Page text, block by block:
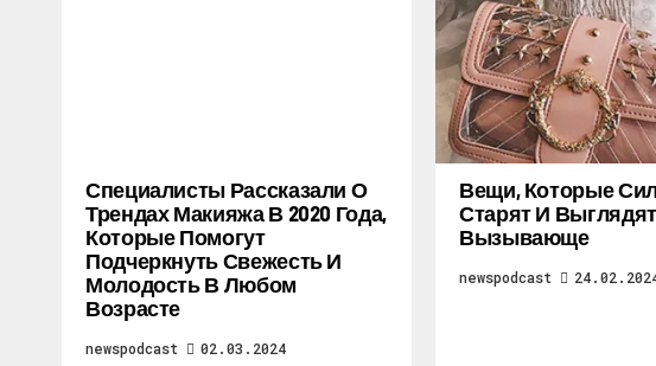
Специалисты Рассказали О
Трендах Макияжа В 2020 Года,
Которые Помогут
Подчеркнуть Свежесть И
Молодость В Любом
Возрасте
newspodcast 02.03.2024
Вещи, Которые
Старят И Выглядят
Вызывающе
newspodcast